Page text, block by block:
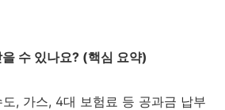
수 있나요? (핵심 요약)
도, 가스, 4대 보험료 등 공과금 납부